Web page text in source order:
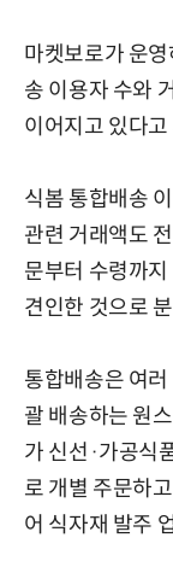
마켓보로가 운
송 이용자 수와
이어지고 있다
식봄 통합배송
관련 거래액도
문부터 수령까
견인한 것으로
통합배송은 여
괄 배송하는 원
가 신선·가공식
로 개별 주문하
어 식자재 발주